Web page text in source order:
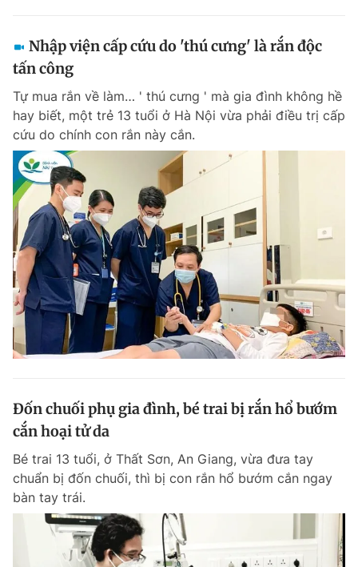
Nhập viện cấp cứu do 'thú cưng' là rắn độc
tấn công
Tự mua rắn về làm… ' thú cưng ' mà gia đình không hề
hay biết, một trẻ 13 tuổi ở Hà Nội vừa phải điều trị cấp
cứu do chính con rắn này cắn.
Đốn chuối phụ gia đình, bé trai bị rắn hổ bướm
cắn hoại tử da
Bé trai 13 tuổi, ở Thất Sơn, An Giang, vừa đưa tay
chuẩn bị đốn chuối, thì bị con rắn hổ bướm cắn ngay
bàn tay trái.